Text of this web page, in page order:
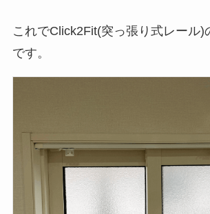
これでClick2Fit(突っ張り式レール)
です。